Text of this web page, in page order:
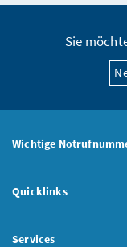
Sie
Wichtige
Quicklinks
Services